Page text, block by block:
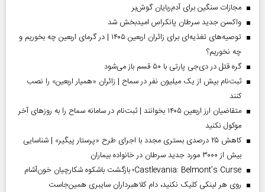
مجازات سنگین برای آدم‌ربایان گوش‌بر
واکسن جدید سرطان پانکراس امیدبخش شد
توصیه‌های تغذیه‌ای برای زائران اربعین ۱۴۰۵ | در گرمای اربعین چه بخوریم و
چه نخوریم؟
گره قتل در دی‌جی پارتی با ۵۰ قسم باز می‌شود
ثبت‌نام بیش از یک میلیون نفر در سماح | زائران «همیار اربعین» را نصب
کنند
متقاضیان ارز اربعین ۱۴۰۵ بخوانند | ثبت‌نام در سامانه سماح را به روز‌های آخر
موکول نکنید
کاهش ۲۵ درصدی بستری مجدد با اجرای طرح «پرستار پیگیر» | شناسایی
بیش از ۳۰۰۰ مورد جدید سرطان در خانواده بیماران
Castlevania: Belmont’s Curse؛ بازگشت باشکوه شکارچیان خون‌آشام
روی هر لینکی کلیک نکنید، دام کلاهبرداران سایبری همین‌جاست